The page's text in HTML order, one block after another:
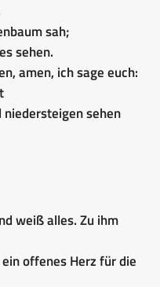
sah;
sehen.
amen, ich sage euch:
niedersteigen sehen
weiß alles. Zu ihm
offenes Herz für die